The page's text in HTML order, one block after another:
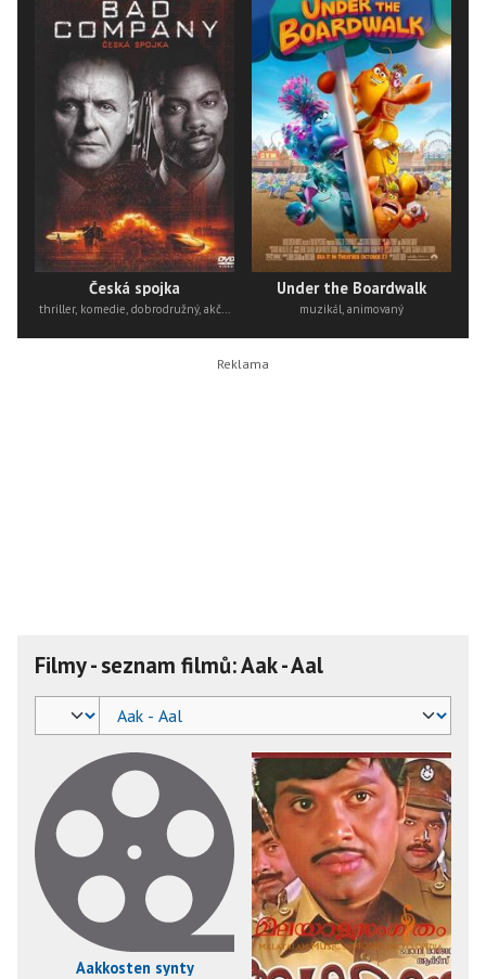
Česká spojka
thriller, komedie, dobrodružný, akční
Under the Boardwalk
muzikál, animovaný
Filmy - seznam filmů: Aak - Aal
Aakkosten synty